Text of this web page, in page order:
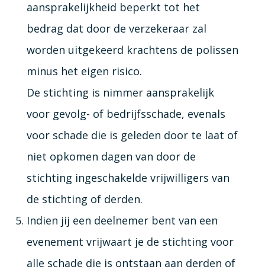
aansprakelijkheid beperkt tot het
bedrag dat door de verzekeraar zal
worden uitgekeerd krachtens de polissen
minus het eigen risico.
De stichting is nimmer aansprakelijk
voor gevolg- of bedrijfsschade, evenals
voor schade die is geleden door te laat of
niet opkomen dagen van door de
stichting ingeschakelde vrijwilligers van
de stichting of derden.
Indien jij een deelnemer bent van een
evenement vrijwaart je de stichting voor
alle schade die is ontstaan aan derden of